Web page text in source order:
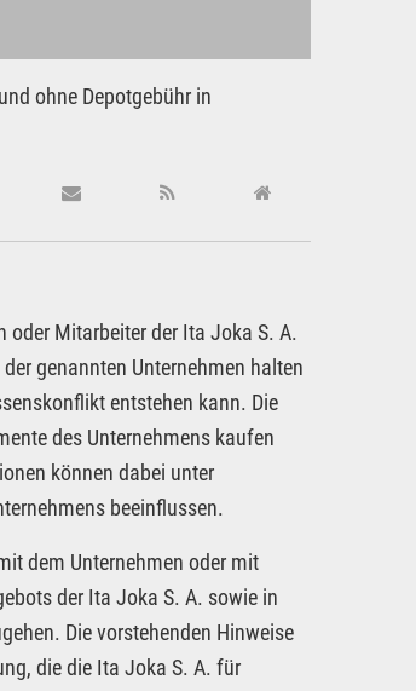
ohne Depotgebühr in
oder Mitarbeiter der Ita Joka S. A.
genannten Unternehmen halten
entstehen kann. Die
des Unternehmens kaufen
können dabei unter
beeinflussen.
dem Unternehmen oder mit
der Ita Joka S. A. sowie in
Die vorstehenden Hinweise
die die Ita Joka S. A. für